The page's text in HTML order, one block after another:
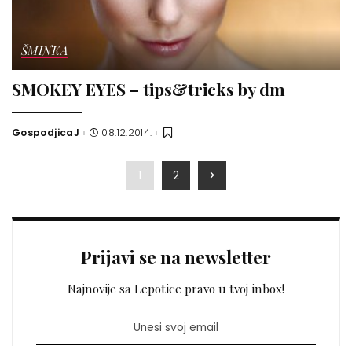
ŠMINKA
SMOKEY EYES – tips&tricks by dm
Posted
GospodjicaJ 08.12.2014.
1 2
Prijavi se na newsletter
Najnovije sa Lepotice pravo u tvoj inbox!